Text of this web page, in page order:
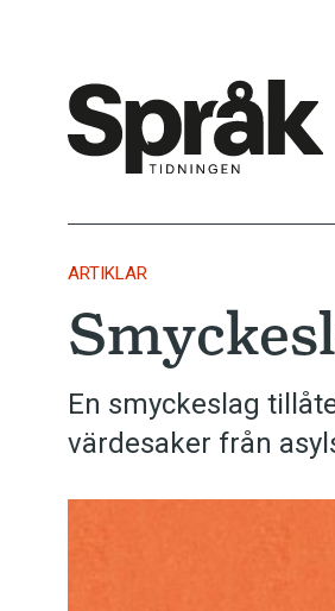
ARTIKLAR
En smyckeslag
värdesaker från